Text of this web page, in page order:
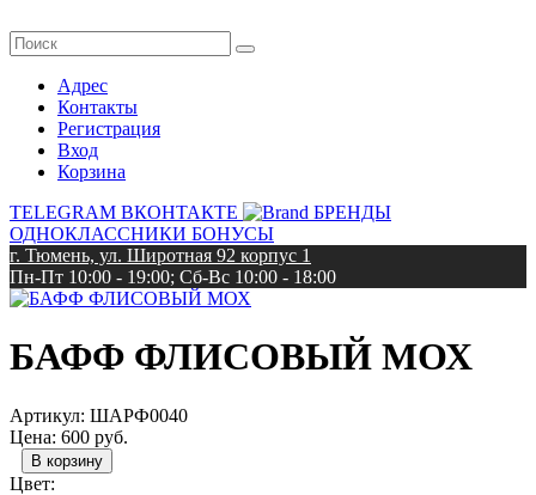
Адрес
Контакты
Регистрация
Вход
Корзина
TELEGRAM ВКОНТАКТЕ
БРЕНДЫ
ОДНОКЛАССНИКИ БОНУСЫ
г. Тюмень, ул. Широтная 92 корпус 1
Пн-Пт 10:00 - 19:00; Сб-Вс 10:00 - 18:00
БАФФ ФЛИСОВЫЙ МОХ
Артикул: ШАРФ0040
Цена: 600 руб.
Цвет: